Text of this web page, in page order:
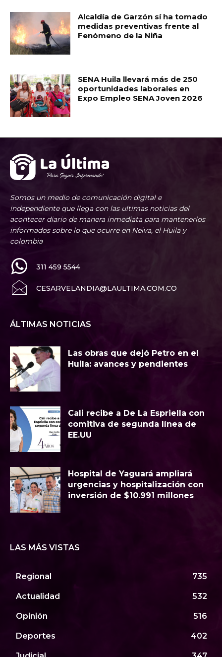
Alcaldía de Garzón sí ha tomado
medidas preventivas frente al
Fenómeno de la Niña
SENA Huila llevará más de 250
oportunidades laborales en
Expo Empleo SENA Joven 2026
Somos un medio de comunicación digital e
independiente que llega con las ultimas noticias del
acontecer diario de manera inmediata para mantenerlos
informados sobre lo que ocurre en Neiva, el Huila y
colombia
311 459 5544
CESARVELANDIA@LAULTIMA.COM.CO
ÁLTIMAS NOTICIAS
Las obras que dejó Petro en el
Huila: avances y pendientes
Cali recibe a De La Espriella con
comitiva de segunda línea de
EE.UU
Hospital de Yaguará ampliará
urgencias y hospitalización con
inversión de $10.991 millones
LAS MÁS VISTAS
Regional 735
Actualidad 532
Opinión 516
Deportes 402